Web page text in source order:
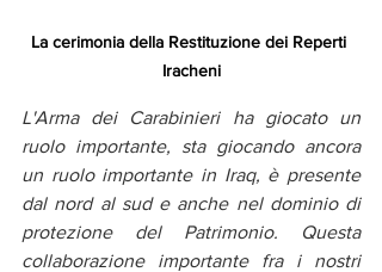
La cerimonia della Restituzione dei Reperti
Iracheni
L'Arma dei Carabinieri ha giocato un
ruolo importante, sta giocando ancora
un ruolo importante in Iraq, è presente
dal nord al sud e anche nel dominio di
protezione del Patrimonio. Questa
collaborazione importante fra i nostri